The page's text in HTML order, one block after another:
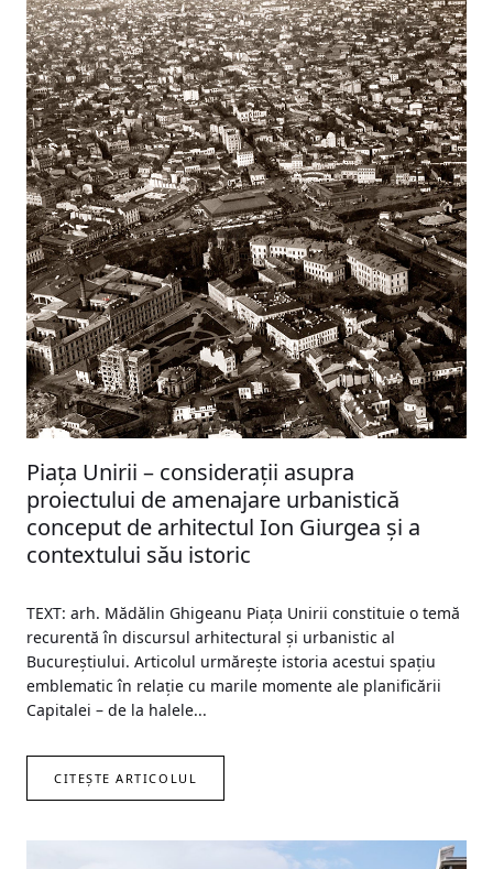
Piața Unirii – considerații asupra
proiectului de amenajare urbanistică
conceput de arhitectul Ion Giurgea și a
contextului său istoric
TEXT: arh. Mădălin Ghigeanu Piața Unirii constituie o temă
recurentă în discursul arhitectural și urbanistic al
Bucureștiului. Articolul urmărește istoria acestui spațiu
emblematic în relație cu marile momente ale planificării
Capitalei – de la halele...
CITEȘTE ARTICOLUL